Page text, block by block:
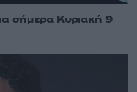
σήμερα Κυριακή 9